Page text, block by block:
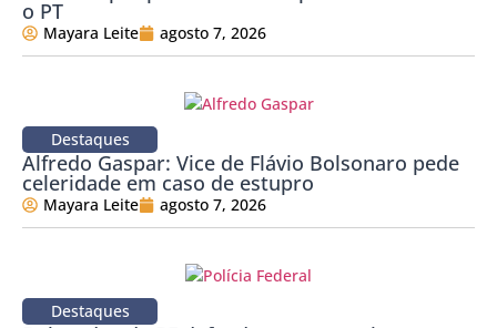
o PT
Mayara Leite agosto 7, 2026
Destaques
Alfredo Gaspar: Vice de Flávio Bolsonaro pede
celeridade em caso de estupro
Mayara Leite agosto 7, 2026
Destaques